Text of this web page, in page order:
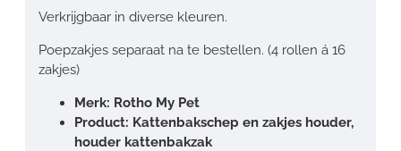
Verkrijgbaar in diverse kleuren.
Poepzakjes separaat na te bestellen. (4 rollen á 16
zakjes)
Merk: Rotho My Pet
Product: Kattenbakschep en zakjes houder,
houder kattenbakzak